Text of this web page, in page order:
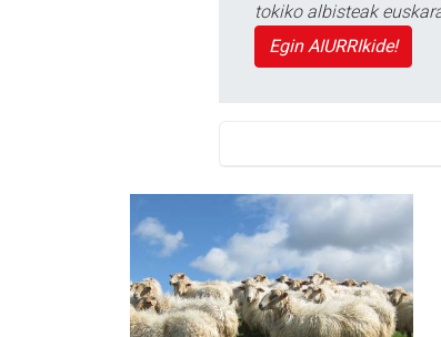
tokiko albisteak
Egin AIURRIkide!